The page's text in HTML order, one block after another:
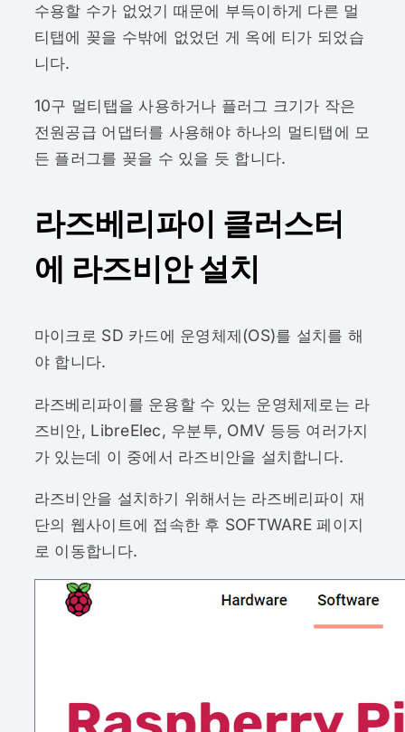
수용할 수가 없었기 때문에 부득이하게 다른 멀
티탭에 꽂을 수밖에 없었던 게 옥에 티가 되었습
니다.
10구 멀티탭을 사용하거나 플러그 크기가 작은
전원공급 어댑터를 사용해야 하나의 멀티탭에 모
든 플러그를 꽂을 수 있을 듯 합니다.
라즈베리파이 클러스터
에 라즈비안 설치
마이크로 SD 카드에 운영체제(OS)를 설치를 해
야 합니다.
라즈베리파이를 운용할 수 있는 운영체제로는 라
즈비안, LibreElec, 우분투, OMV 등등 여러가지
가 있는데 이 중에서 라즈비안을 설치합니다.
라즈비안을 설치하기 위해서는 라즈베리파이 재
단의 웹사이트에 접속한 후 SOFTWARE 페이지
로 이동합니다.